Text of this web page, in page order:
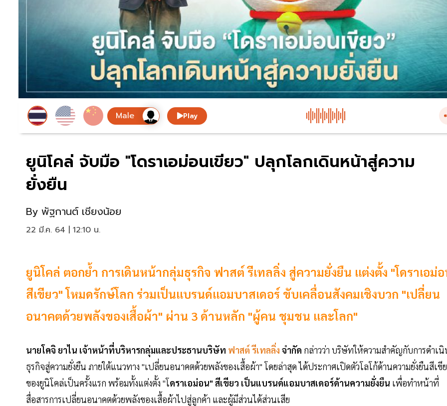
Play
ยูนิโคล่ จับมือ "โดราเอม่อนเขียว" ปลุกโลกเดินหน้าสู่ความ
ยั่งยืน
By พัฐกานต์ เชียงน้อย
22 มี.ค. 64 | 12:10 น.
ยูนิโคล่ ตอกย้ำ การเดินหน้ากลุ่มธุรกิจ ฟาสต์ รีเทลลิ่ง สู่ความยั่งยืน แต่งตั้ง "โดราเอม่
สีเขียว" โหมดรักษ์โลก ร่วมเป็นแบรนด์แอมบาสเดอร์ ขับเคลื่อนสังคมเชิงบวก "เปลี่ยน
อนาคตด้วยพลังของเสื้อผ้า" ผ่าน 3 ด้านหลัก "ผู้คน ชุมชน และโลก"
นายโคจิ ยาไน เจ้าหน้าที่บริหารกลุ่มและประธานบริษัท ฟาสต์ รีเทลลิ่ง จำกัด กล่าวว่า บริษัทให้ความสำคัญกับการดำเ
ธุรกิจสู่ความยั่งยืน ภายใต้แนวทาง "เปลี่ยนอนาคตด้วยพลังของเสื้อผ้า" โดยล่าสุด ได้ประกาศเปิดตัวโลโก้ด้านความยั่งยืนสีเขี
ของยูนิโคล่เป็นครั้งแรก พร้อมทั้งแต่งตั้ง "โดราเอม่อน" สีเขียว เป็นแบรนด์แอมบาสเดอร์ด้านความยั่งยืน เพื่อทำหน้าที่
สื่อสารการเปลี่ยนอนาคตด้วยพลังของเสื้อผ้าไปสู่ลูกค้า และผู้มีส่วนได้ส่วนเสีย